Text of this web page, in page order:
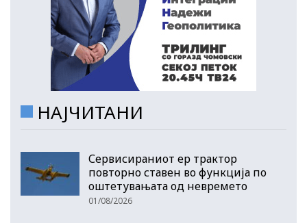
НАЈЧИТАНИ
Сервисираниот ер трактор
повторно ставен во функција по
оштетувањата од невремето
01/08/2026